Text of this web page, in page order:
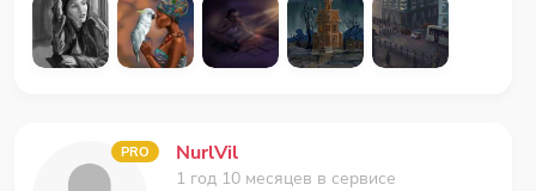
PRO NurlVil
1 год 10 месяцев в сервисе